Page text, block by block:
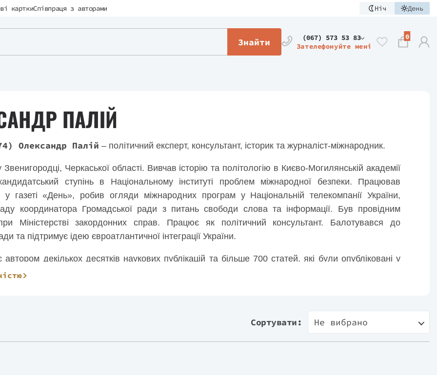
карткиСпівпраця з авторами Ніч День
Знайти
(067) 573 53 83
Зателефонуйте мені
0
ПАЛІЙ
Олександр Палій – політичний експерт, консультант, історик та журналіст-міжнародник.
Черкаської області. Вивчав історію та політологію в Києво-Могилянській академії
ступінь в Національному інституті проблем міжнародної безпеки. Працював
у газеті «День», робив огляди міжнародних програм у Національній телекомпанії України,
координатора Громадської ради з питань свободи слова та інформації. Був провідним
Міністерстві закордонних справ. Працює як політичний консультант. Балотувався до
та підтримує ідею євроатлантичної інтеграції України.
декількох десятків наукових публікацій та більше 700 статей, які були опубліковані у
виданнях, а також взяв участь у створенні більше 150 відеосюжетів. Він є автором 8
Сортувати: Не вибрано